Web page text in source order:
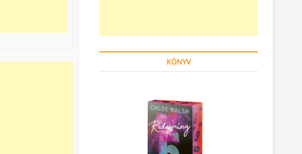
KÖNYV